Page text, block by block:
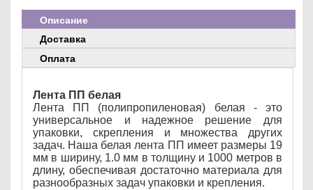
Описание
Доставка
Оплата
Лента ПП белая
Лента ПП (полипропиленовая) белая - это
универсальное и надежное решение для
упаковки, скрепления и множества других
задач. Наша белая лента ПП имеет размеры 19
мм в ширину, 1.0 мм в толщину и 1000 метров в
длину, обеспечивая достаточно материала для
разнообразных задач упаковки и крепления.